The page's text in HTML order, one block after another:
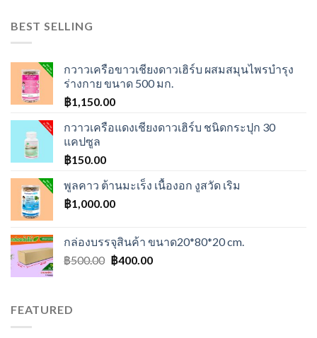
BEST SELLING
กวาวเครือขาวเชียงดาวเฮิร์บ ผสมสมุนไพรบำรุง
ร่างกาย ขนาด 500 มก.
฿1,150.00
กวาวเครือแดงเชียงดาวเฮิร์บ ชนิดกระปุก 30
แคปซูล
฿150.00
พูลคาว ต้านมะเร็ง เนื้องอก งูสวัด เริม
฿1,000.00
กล่องบรรจุสินค้า ขนาด20*80*20 cm.
฿500.00 Original
฿400.00Current
FEATURED